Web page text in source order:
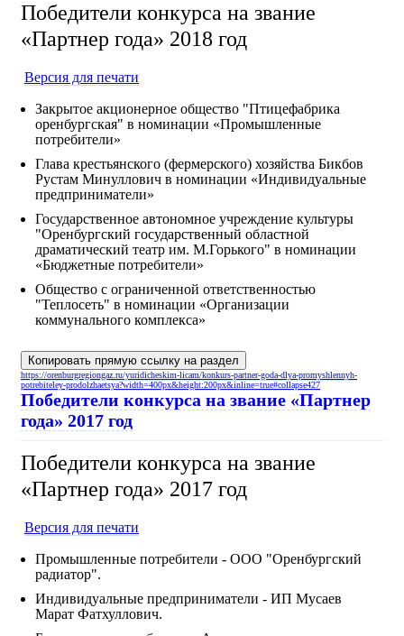
Победители конкурса на звание
«Партнер года» 2018 год
Версия для печати
Закрытое акционерное общество "Птицефабрика
оренбургская" в номинации «Промышленные
потребители»
Глава крестьянского (фермерского) хозяйства Бикбов
Рустам Минуллович в номинации «Индивидуальные
предприниматели»
Государственное автономное учреждение культуры
"Оренбургский государственный областной
драматический театр им. М.Горького" в номинации
«Бюджетные потребители»
Общество с ограниченной ответственностью
"Теплосеть" в номинации «Организации
коммунального комплекса»
Копировать прямую ссылку на раздел
https://orenburgregiongaz.ru/yuridicheskim-licam/konkurs-partner-goda-dlya-promyshlennyh-
potrebiteley-prodolzhaetsya?width=400px&height:200px&inline=true#collapse427
Победители конкурса на звание «Партнер
года» 2017 год
Победители конкурса на звание
«Партнер года» 2017 год
Версия для печати
Промышленные потребители - ООО "Оренбургский
радиатор".
Индивидуальные предприниматели - ИП Мусаев
Марат Фатхуллович.